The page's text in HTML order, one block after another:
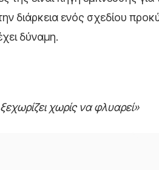
διάρκεια ενός σχεδίου
δύναμη.
χωρίς να φλυαρεί»